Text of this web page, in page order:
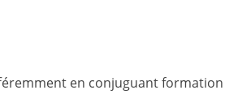
en conjuguant